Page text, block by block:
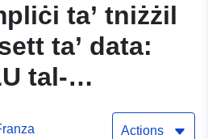
ta’ tniżżil
ta’ data:
tal-
ta’ Aubigny
Actions